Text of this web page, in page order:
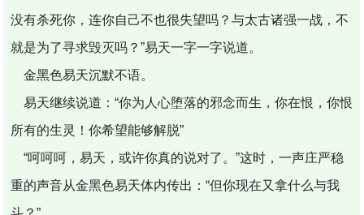
没有杀死你，连你自己不也很失望吗？与太古诸强一战，不
就是为了寻求毁灭吗？”易天一字一字说道。
金黑色易天沉默不语。
易天继续说道：“你为人心堕落的邪念而生，你在恨，你恨
所有的生灵！你希望能够解脱”
“呵呵呵，易天，或许你真的说对了。”这时，一声庄严稳
重的声音从金黑色易天体内传出：“但你现在又拿什么与我